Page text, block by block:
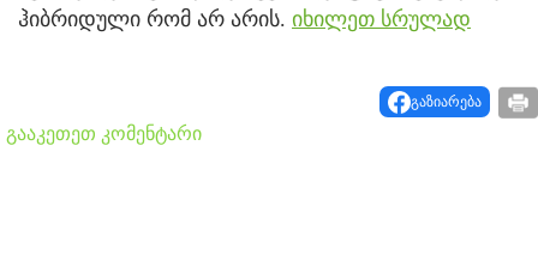
ჰიბ­რი­დუ­ლი რომ არ არის. იხილეთ სრულად
გაზიარება
გააკეთეთ კომენტარი